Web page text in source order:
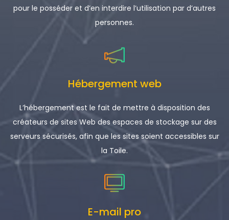
pour le posséder et d’en interdire l’utilisation par d’autres
personnes.
Hébergement web
L’hébergement est le fait de mettre à disposition des
créateurs de sites Web des espaces de stockage sur des
serveurs sécurisés, afin que les sites soient accessibles sur
la Toile.
E-mail pro